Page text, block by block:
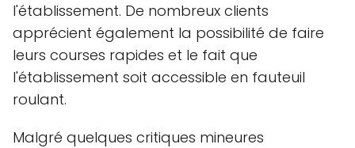
l'établissement. De nombreux clients
apprécient également la possibilité de faire
leurs courses rapides et le fait que
l'établissement soit accessible en fauteuil
roulant.
Malgré quelques critiques mineures